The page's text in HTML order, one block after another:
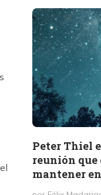
Peter Thiel
reunión
mantener